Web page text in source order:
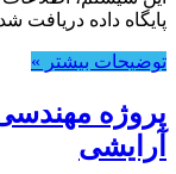
پایگاه داده دریافت
توضیحات بیشتر »
پروژه
آرایشی